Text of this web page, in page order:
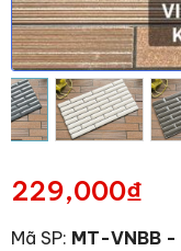
229,000₫
Mã SP: MT-VNBB -